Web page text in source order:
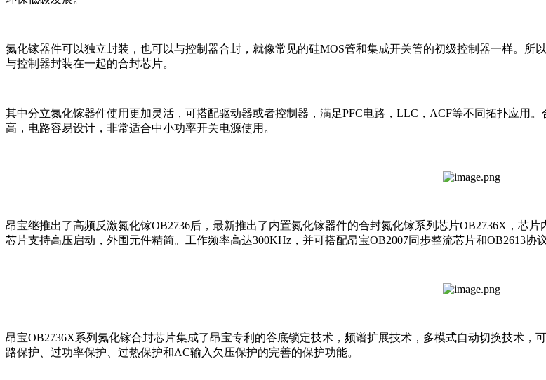
氮化镓器件可以独立封装，也可以与控制器合封，就像常见的硅MOS管和集成开关管的初级控制器一样。
与控制器封装在一起的合封芯片。
其中分立氮化镓器件使用更加灵活，可搭配驱动器或者控制器，满足PFC电路，LLC，ACF等不同拓扑应用
高，电路容易设计，非常适合中小功率开关电源使用。
昂宝继推出了高频反激氮化镓OB2736后，最新推出了内置氮化镓器件的合封氮化镓系列芯片OB2736X，芯
芯片支持高压启动，外围元件精简。工作频率高达300KHz，并可搭配昂宝OB2007同步整流芯片和OB2613协
昂宝OB2736X系列氮化镓合封芯片集成了昂宝专利的谷底锁定技术，频谱扩展技术，多模式自动切换技术
路保护、过功率保护、过热保护和AC输入欠压保护的完善的保护功能。